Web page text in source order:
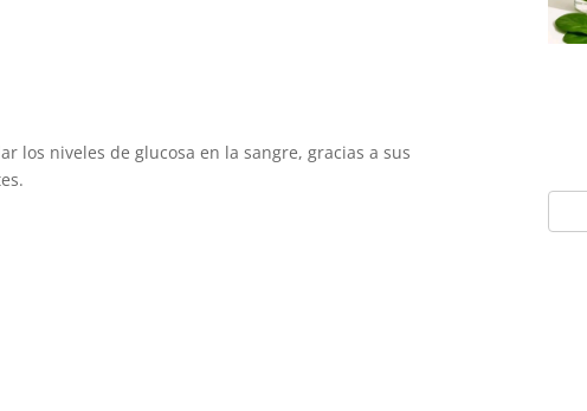
los niveles de glucosa en la sangre, gracias a sus